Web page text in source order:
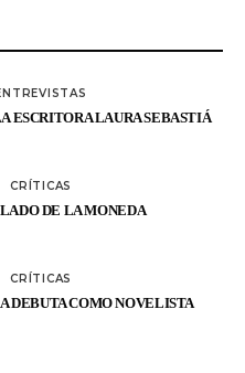
ESCRITORA LAURA SEBASTIÁ
CRÍTICAS
DE LA MONEDA
CRÍTICAS
DEBUTA COMO NOVELISTA